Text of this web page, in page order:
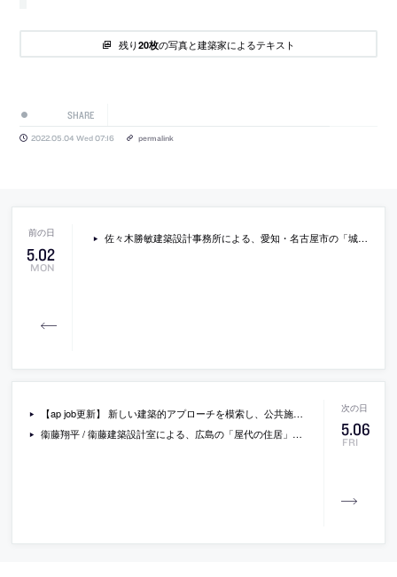
残り20枚の写真と建築家によるテキスト
SHARE
2022.05.04 Wed 07:16 permalink
5.02
MON
佐々木勝敏建築設計事務所による、愛知・名古屋市の「城山の工房」。街と森の境界にあり法規制によって9坪に限られた敷地に計画、小さな建物の内部に多様な風景を作る事を意図して周辺と内部を繋ぐ3つの大開口を設計、その環境の中にいる様な感覚も生み出す
5.06
FRI
【ap job更新】 新しい建築的アプローチを模索し、公共施設から住宅までを手掛ける「株式会社SUO」が、設計スタッフ（経験者・新卒既卒）と学生アルバイトを募集中
衞藤翔平 / 衞藤建築設計室による、広島の「屋代の住居」。南側に災害指定の丘がある旗竿地に計画、見晴らし良く採光可能な東面の活用を意図して平面を“コの字型”とし更に角度を開き隣棟間隔を確保、敷地環境を丁寧に読み解いて負の条件を個性に変える